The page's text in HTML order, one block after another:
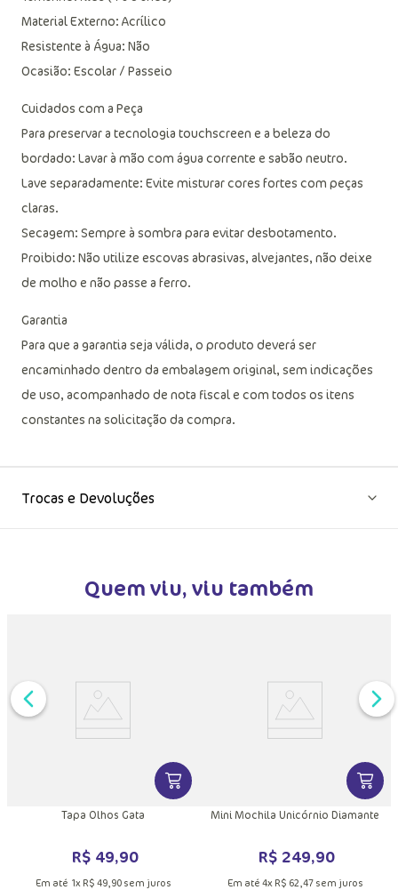
Material Externo: Acrílico
Resistente à Água: Não
Ocasião: Escolar / Passeio
Cuidados com a Peça
Para preservar a tecnologia touchscreen e a beleza do
bordado: Lavar à mão com água corrente e sabão neutro.
Lave separadamente: Evite misturar cores fortes com peças
claras.
Secagem: Sempre à sombra para evitar desbotamento.
Proibido: Não utilize escovas abrasivas, alvejantes, não deixe
de molho e não passe a ferro.
Garantia
Para que a garantia seja válida, o produto deverá ser
encaminhado dentro da embalagem original, sem indicações
de uso, acompanhado de nota fiscal e com todos os itens
constantes na solicitação da compra.
Trocas e Devoluções
Quem viu, viu também
INFORMAÇÕES DO PRODUTOVER MAIS INFORMAÇÕES DO
Tapa Olhos Gata
R$ 49,90
Em até 1x R$ 49,90sem juros
VER
Mini Mochila Unicórnio Diamante
R$ 249,90
Em até 4x R$ 62,47sem juros